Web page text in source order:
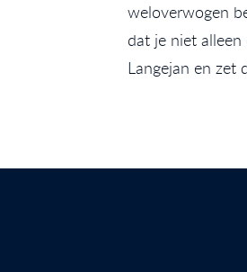
weloverwogen
dat je niet
Langejan en zet